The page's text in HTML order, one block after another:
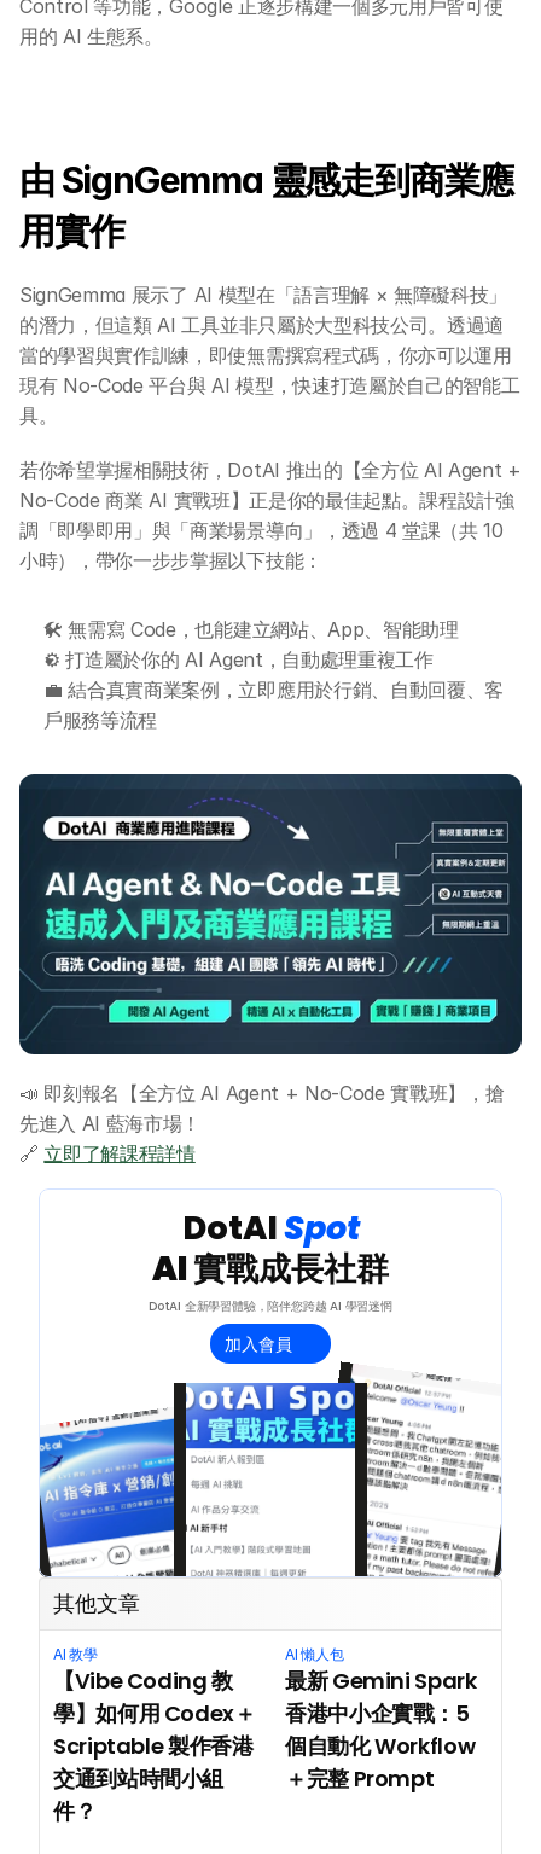
Control 等功能，Google 正逐步構建一個多元用戶皆可使
用的 AI 生態系。
由 SignGemma 靈感走到商業應
用實作
SignGemma 展示了 AI 模型在「語言理解 × 無障礙科技」
的潛力，但這類 AI 工具並非只屬於大型科技公司。透過適
當的學習與實作訓練，即使無需撰寫程式碼，你亦可以運用
現有 No-Code 平台與 AI 模型，快速打造屬於自己的智能工
具。
若你希望掌握相關技術，DotAI 推出的【全方位 AI Agent +
No-Code 商業 AI 實戰班】正是你的最佳起點。課程設計強
調「即學即用」與「商業場景導向」，透過 4 堂課（共 10
小時），帶你一步步掌握以下技能：
🛠️ 無需寫 Code，也能建立網站、App、智能助理
⚙️ 打造屬於你的 AI Agent，自動處理重複工作
💼 結合真實商業案例，立即應用於行銷、自動回覆、客
戶服務等流程
📣 即刻報名【全方位 AI Agent + No-Code 實戰班】，搶
先進入 AI 藍海市場！
🔗 立即了解課程詳情
DotAI Spot
AI 實戰成長社群
DotAI 全新學習體驗，陪伴您跨越 AI 學習迷惘
加入會員
其他文章
AI 教學
【Vibe Coding 教
學】如何用 Codex＋
Scriptable 製作香港
交通到站時間小組
件？
AI 懶人包
最新 Gemini Spark
香港中小企實戰：5
個自動化 Workflow
＋完整 Prompt
AI 課程
AI-in-One 全年 AI 學習通行證
全系列 29 小時
AI Builder 實戰訓練營
DotAI 課程時間表
AI 活動
AI 攻略及資訊
AI 企業培訓
學校 AI 培訓
一年任學 AI 課程計劃
網上 AI 學習平台
AI 應用服務
AI 創意廣告服務
聯絡我們